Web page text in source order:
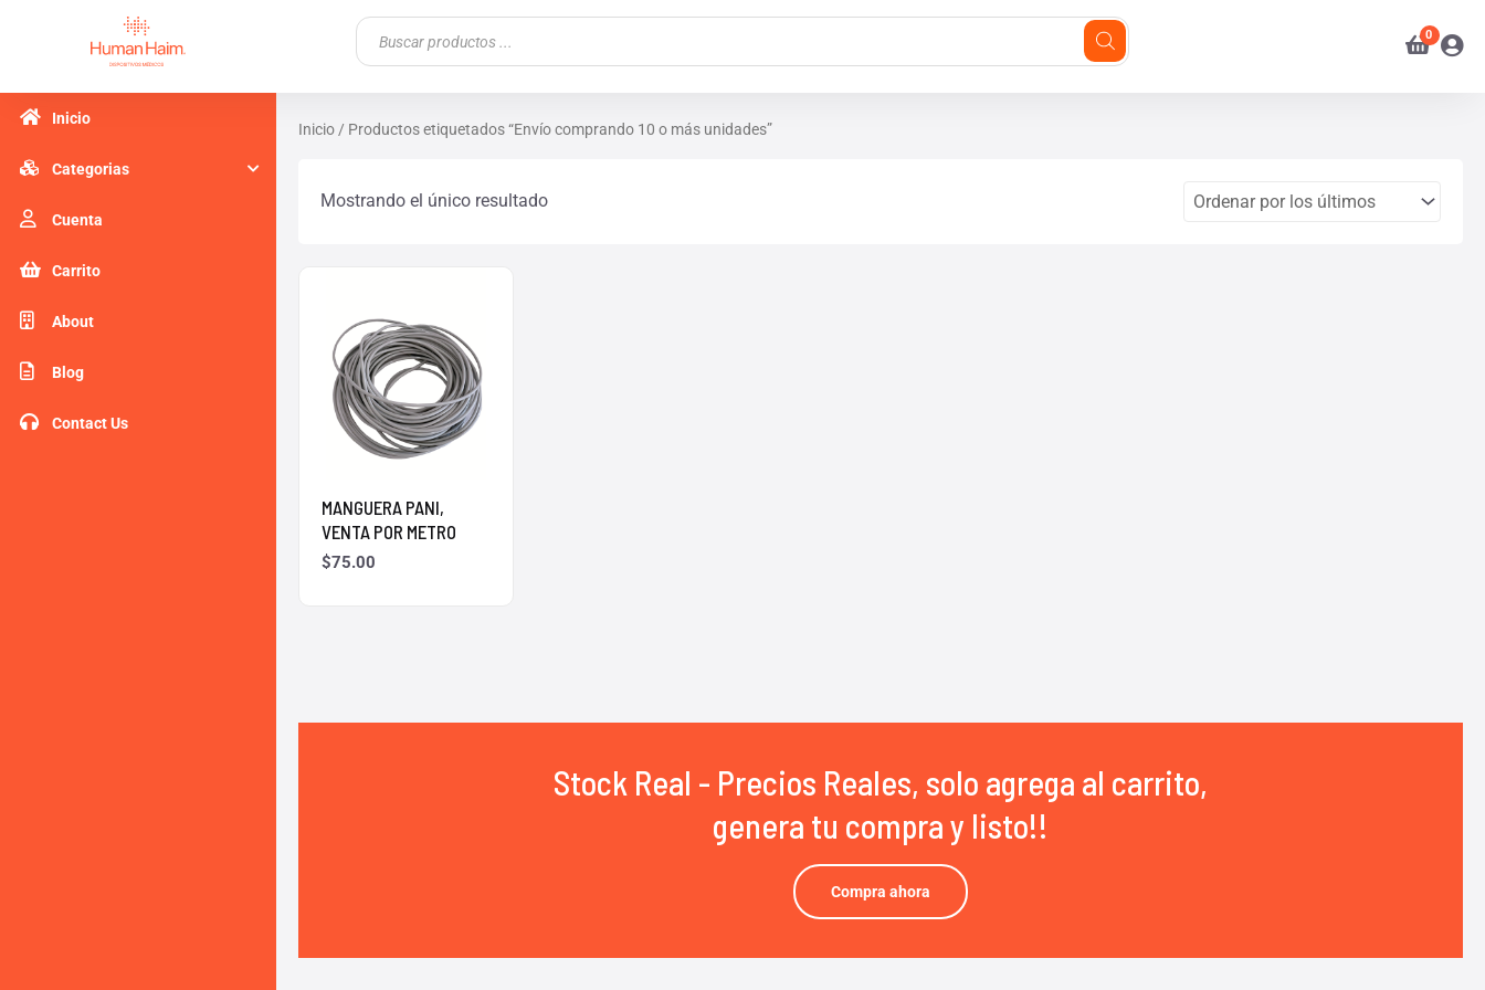
Inicio
Categorias
Cuenta
Carrito
About
Blog
Contact Us
Búsqueda
productos
Inicio / Productos etiquetados “Envío comprando 10 o más unidades”
Mostrando el único resultado
MANGUERA PANI,
VENTA POR METRO
$75.00
Stock Real - Precios Reales, solo agrega al carrito,
genera tu compra y listo!!
Compra ahora